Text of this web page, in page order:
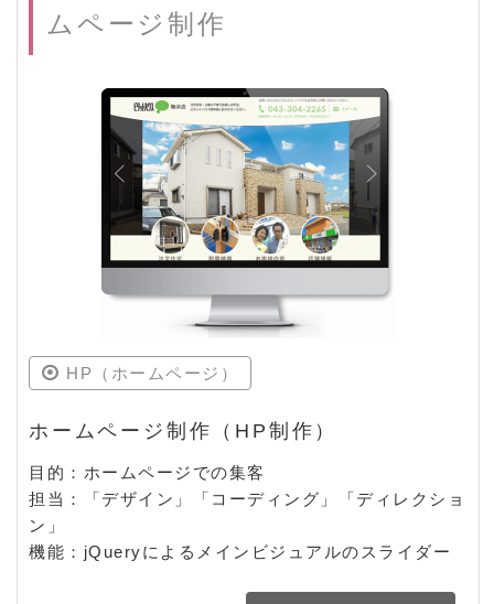
ムページ制作
HP（ホームページ）
ホームページ制作（HP制作）
目的：ホームページでの集客
担当：「デザイン」「コーディング」「ディレクショ
ン」
機能：jQueryによるメインビジュアルのスライダー